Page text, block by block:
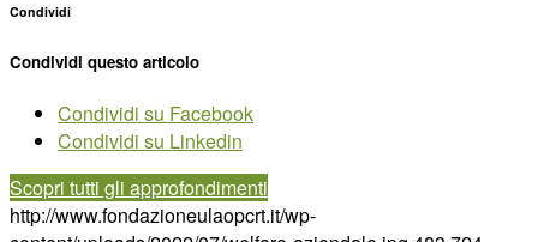
Condividi
Condividi questo articolo
Condividi su Facebook
Condividi su Linkedin
Scopri tutti gli approfondimenti
http://www.fondazioneulaopcrt.it/wp-